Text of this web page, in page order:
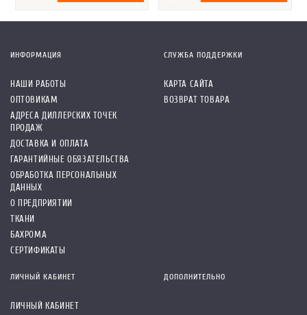
ИНФОРМАЦИЯ
НАШИ РАБОТЫ
ОПТОВИКАМ
АДРЕСА ДИЛЛЕРСКИХ ТОЧЕК
ПРОДАЖ
ДОСТАВКА И ОПЛАТА
ГАРАНТИЙНЫЕ ОБЯЗАТЕЛЬСТВА
ОБРАБОТКА ПЕРСОНАЛЬНЫХ
ДАННЫХ
О ПРЕДПРИЯТИИ
ТКАНИ
БАХРОМА
СЕРТИФИКАТЫ
СЛУЖБА ПОДДЕРЖКИ
КАРТА САЙТА
ВОЗВРАТ ТОВАРА
ЛИЧНЫЙ КАБИНЕТ
ЛИЧНЫЙ КАБИНЕТ
ДОПОЛНИТЕЛЬНО